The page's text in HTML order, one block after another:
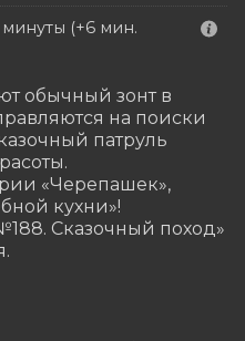
минуты (+6 мин.
обычный зонт в
на поиски
патруль
«Черепашек»,
кухни»!
Сказочный поход»